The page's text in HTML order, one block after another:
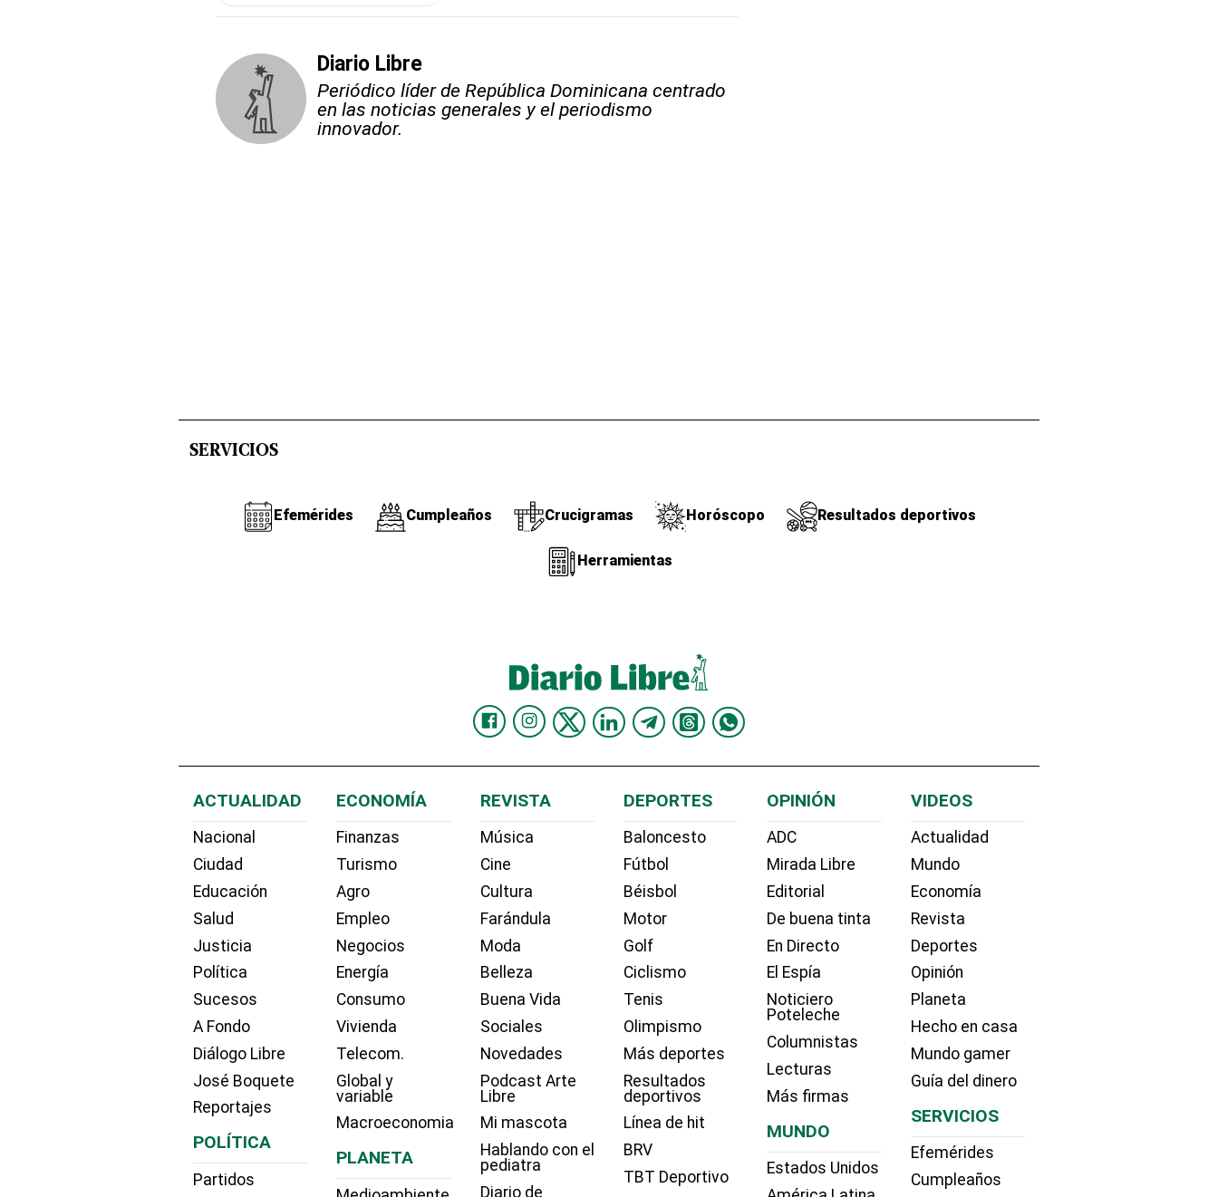
Diario Libre
Periódico líder de República Dominicana centrado
en las noticias generales y el periodismo
innovador.
SERVICIOS
Efemérides Cumpleaños Crucigramas Horóscopo Resultados deportivos
Herramientas
ACTUALIDAD
Nacional
Ciudad
Educación
Salud
Justicia
Política
Sucesos
A Fondo
Diálogo Libre
José Boquete
Reportajes
POLÍTICA
Partidos
ECONOMÍA
Finanzas
Turismo
Agro
Empleo
Negocios
Energía
Consumo
Vivienda
Telecom.
Global y
variable
Macroeconomia
PLANETA
REVISTA
Música
Cine
Cultura
Farándula
Moda
Belleza
Buena Vida
Sociales
Novedades
Podcast Arte
Libre
Mi mascota
Hablando con el
pediatra
Diario de
DEPORTES
Baloncesto
Fútbol
Béisbol
Motor
Golf
Ciclismo
Tenis
Olimpismo
Más deportes
Resultados
deportivos
Línea de hit
BRV
TBT Deportivo
OPINIÓN
ADC
Mirada Libre
Editorial
De buena tinta
En Directo
El Espía
Noticiero
Poteleche
Columnistas
Lecturas
Más firmas
MUNDO
Estados Unidos
VIDEOS
Actualidad
Mundo
Economía
Revista
Deportes
Opinión
Planeta
Hecho en casa
Mundo gamer
Guía del dinero
SERVICIOS
Efemérides
Cumpleaños